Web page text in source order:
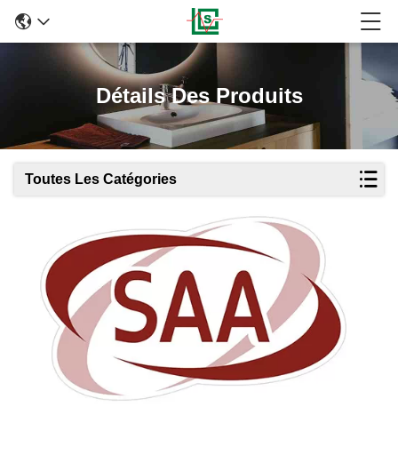
Détails Des Produits
Toutes Les Catégories